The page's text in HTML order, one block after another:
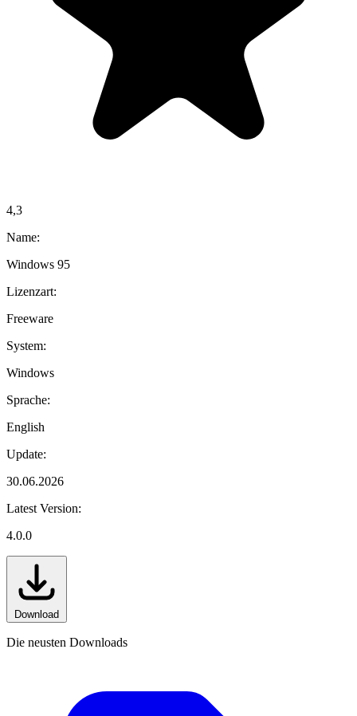
4,3
Name:
Windows 95
Lizenzart:
Freeware
System:
Windows
Sprache:
English
Update:
30.06.2026
Latest Version:
4.0.0
Download
Die neusten Downloads